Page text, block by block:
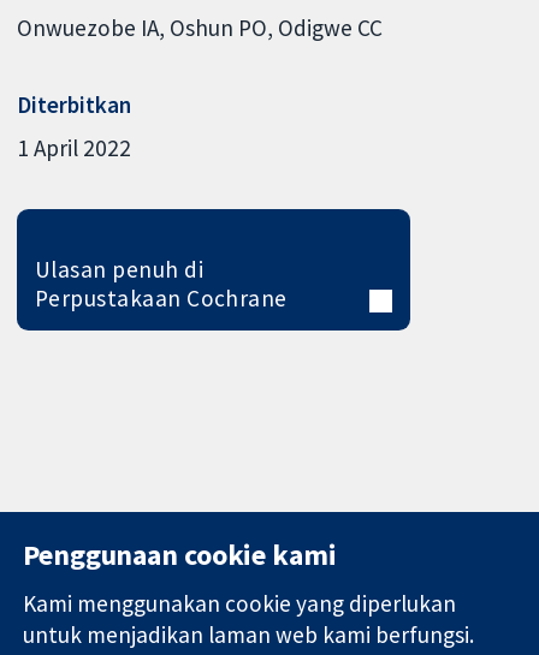
Onwuezobe IA Oshun PO Odigwe CC
Diterbitkan
1 April 2022
Ulasan penuh di
Perpustakaan Cochrane
11-13 Cavendish
Square
Hubungi kita
Berita
Penggunaan cookie kami
Kami menggunakan cookie yang diperlukan
untuk menjadikan laman web kami berfungsi.